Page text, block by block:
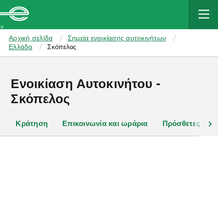
MAIN
CONTENT
Enterprise
Αρχική σελίδα
Σημεία ενοικίασης αυτοκινήτων
Ελλάδα
Σκόπελος
Ενοικίαση Αυτοκινήτου -
Σκόπελος
Κράτηση Επικοινωνία και ωράρια Πρόσθετες